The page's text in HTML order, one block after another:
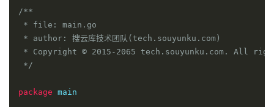
/**
* file: main.go
* author: 搜云库技术团队(tech.souyunku.com)
* Copyright © 2015-2065 tech.souyunku.com. All
*/
package main